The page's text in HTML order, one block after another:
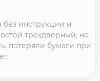
инструкции и
трехдверный, но
потеряли бумаги при